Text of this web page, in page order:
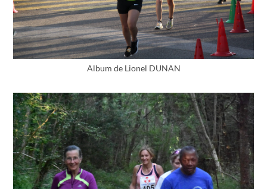
Album de Lionel DUNAN